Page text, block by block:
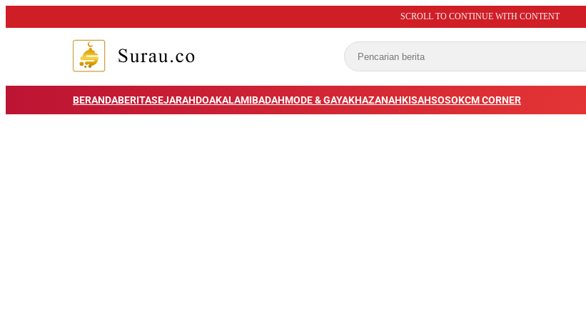
SCROLL TO CONTINUE WITH CONTENT
BERANDABERITASEJARAHDOAKALAMIBADAHMODE & GAYAKHAZANAHKISAHSOSOKCM CORNER